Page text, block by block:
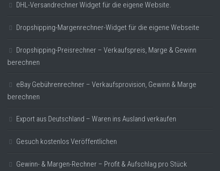
DHL-Versandrechner Widget für die eigene Website.
Dropshipping-Margenrechner-Widget für die eigene Webseite
Dropshipping-Preisrechner – Verkaufspreis, Marge & Gewinn
berechnen
eBay Gebührenrechner – Verkaufsprovision, Gewinn & Marge
berechnen
Export aus Deutschland – Waren ins Ausland verkaufen
Gesuch kostenlos Veröffentlichen
Gewinn- & Margen-Rechner – Profit & Aufschlag pro Stück